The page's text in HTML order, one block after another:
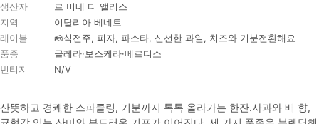
생산자
르 비네 디 앨리스
지역
이탈리아 베네토
레이블
🧀식전주, 피자, 파스타, 신선한 과일, 치즈와 기분전환해요
품종
글레라·보스케라·베르디소
빈티지
N/V
산뜻하고 경쾌한 스파클링, 기분까지 톡톡 올라가는 한잔.사과와 배 향,